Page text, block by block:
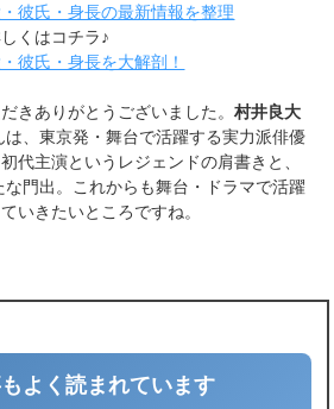
彼氏・身長の最新情報を整理
くはコチラ♪
彼氏・身長を大解剖！
きありがとうございました。村井良大
は、東京発・舞台で活躍する実力派俳優
代主演というレジェンドの肩書きと、
門出。これからも舞台・ドラマで活躍
いきたいところですね。
よく読まれています